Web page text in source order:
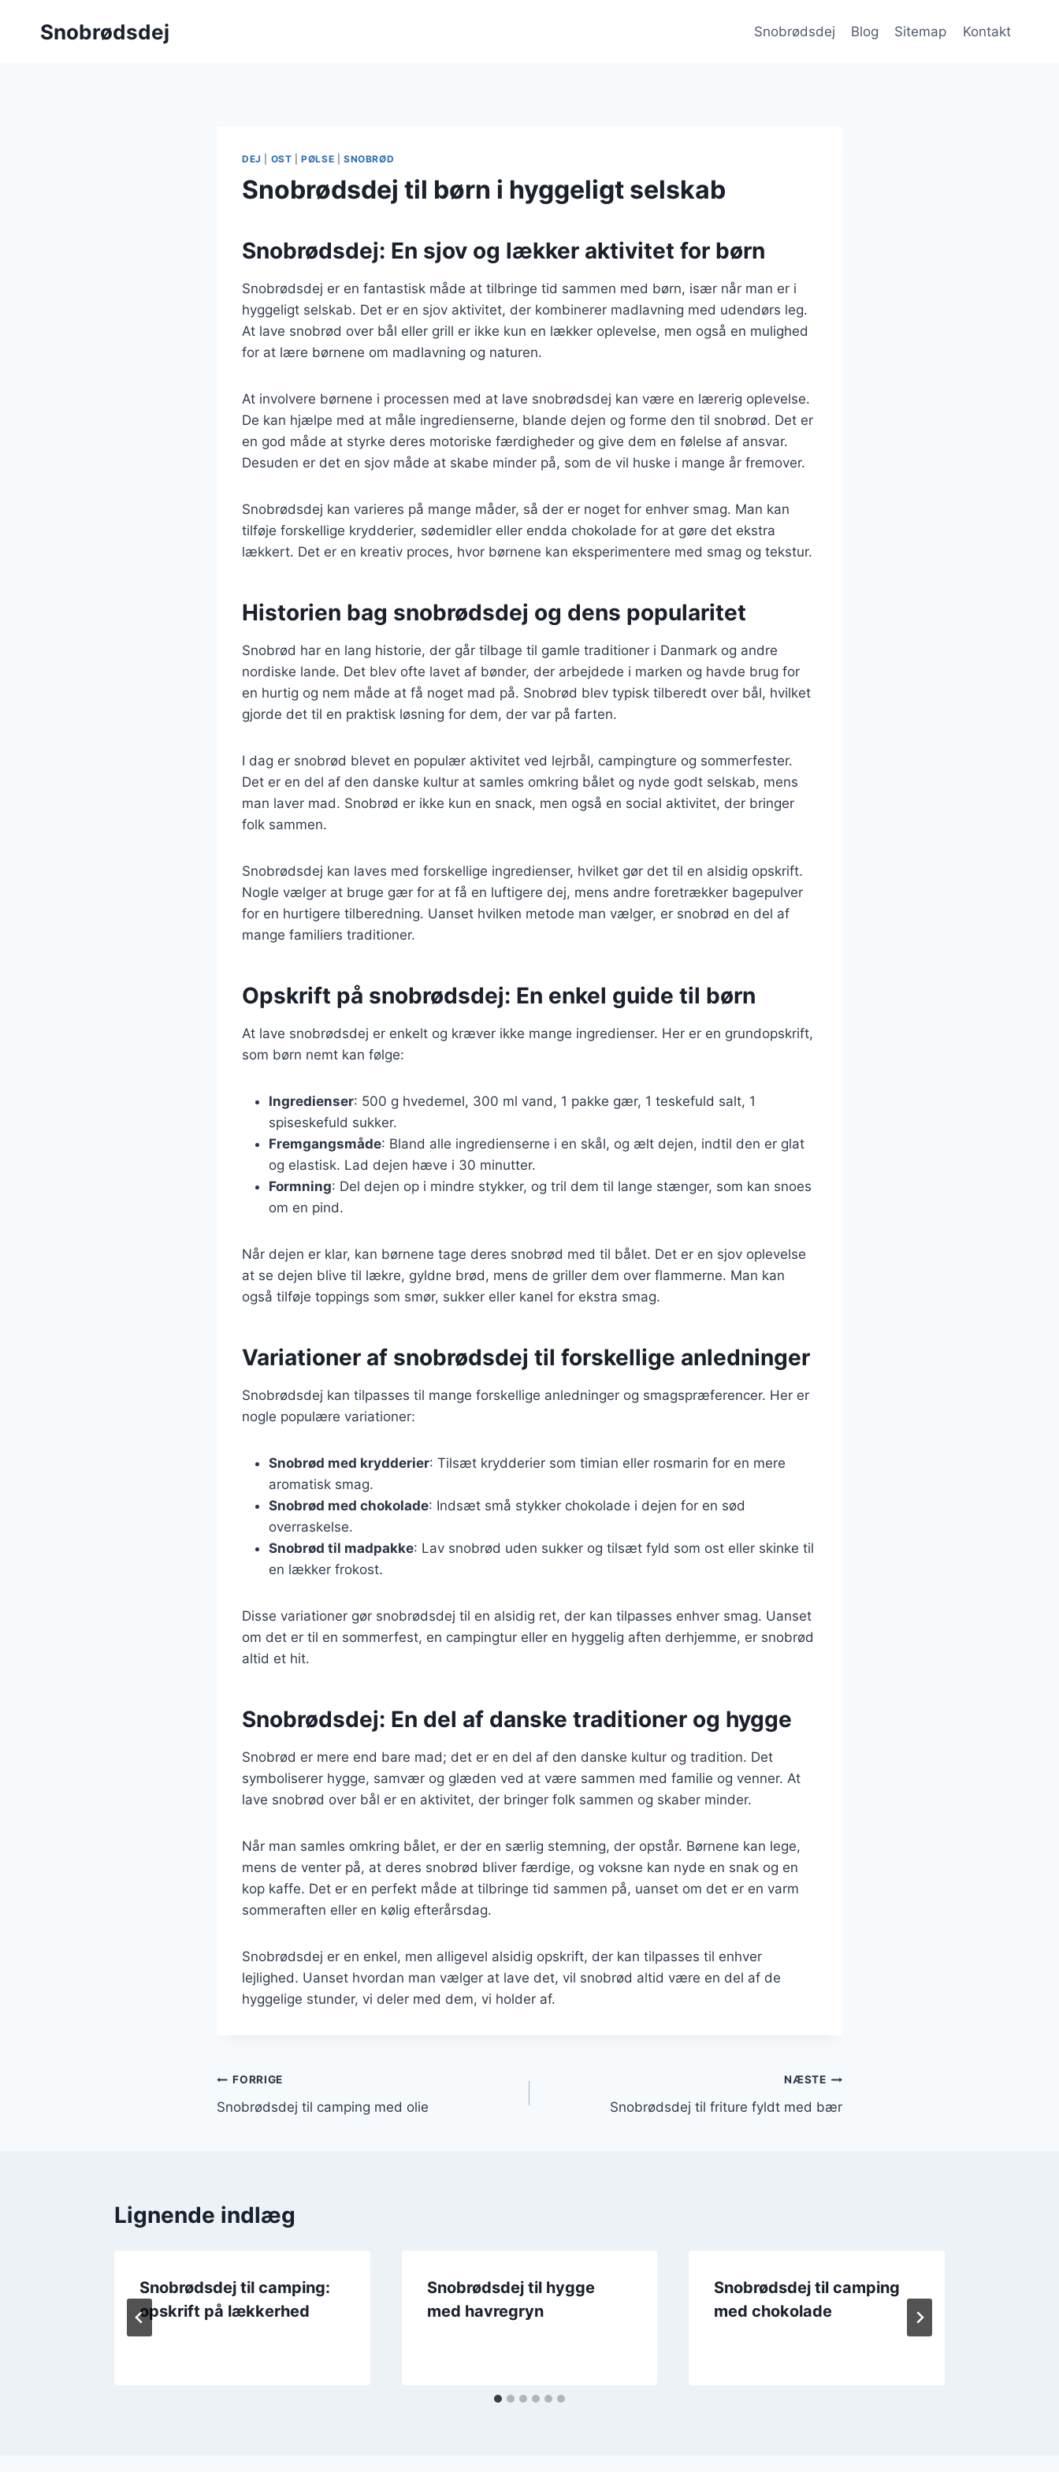
Snobrødsdej Snobrødsdej Blog Sitemap Kontakt
DEJ OST |PØLSE SNOBRØD
Snobrødsdej til børn i hyggeligt selskab
Snobrødsdej: En sjov og lækker aktivitet for børn
Snobrødsdej er en fantastisk måde at tilbringe tid sammen med børn, især når man er i
hyggeligt selskab. Det er en sjov aktivitet, der kombinerer madlavning med udendørs leg.
At lave snobrød over bål eller grill er ikke kun en lækker oplevelse, men også en mulighed
for at lære børnene om madlavning og naturen.
At involvere børnene i processen med at lave snobrødsdej kan være en lærerig oplevelse.
De kan hjælpe med at måle ingredienserne, blande dejen og forme den til snobrød. Det er
en god måde at styrke deres motoriske færdigheder og give dem en følelse af ansvar.
Desuden er det en sjov måde at skabe minder på, som de vil huske i mange år fremover.
Snobrødsdej kan varieres på mange måder, så der er noget for enhver smag. Man kan
tilføje forskellige krydderier, sødemidler eller endda chokolade for at gøre det ekstra
lækkert. Det er en kreativ proces, hvor børnene kan eksperimentere med smag og tekstur.
Historien bag snobrødsdej og dens popularitet
Snobrød har en lang historie, der går tilbage til gamle traditioner i Danmark og andre
nordiske lande. Det blev ofte lavet af bønder, der arbejdede i marken og havde brug for
en hurtig og nem måde at få noget mad på. Snobrød blev typisk tilberedt over bål, hvilket
gjorde det til en praktisk løsning for dem, der var på farten.
I dag er snobrød blevet en populær aktivitet ved lejrbål, campingture og sommerfester.
Det er en del af den danske kultur at samles omkring bålet og nyde godt selskab, mens
man laver mad. Snobrød er ikke kun en snack, men også en social aktivitet, der bringer
folk sammen.
Snobrødsdej kan laves med forskellige ingredienser, hvilket gør det til en alsidig opskrift.
Nogle vælger at bruge gær for at få en luftigere dej, mens andre foretrækker bagepulver
for en hurtigere tilberedning. Uanset hvilken metode man vælger, er snobrød en del af
mange familiers traditioner.
Opskrift på snobrødsdej: En enkel guide til børn
At lave snobrødsdej er enkelt og kræver ikke mange ingredienser. Her er en grundopskrift,
som børn nemt kan følge:
Ingredienser: 500 g hvedemel, 300 ml vand, 1 pakke gær, 1 teskefuld salt, 1
spiseskefuld sukker.
Fremgangsmåde: Bland alle ingredienserne i en skål, og ælt dejen, indtil den er glat
og elastisk. Lad dejen hæve i 30 minutter.
Formning: Del dejen op i mindre stykker, og tril dem til lange stænger, som kan snoes
om en pind.
Når dejen er klar, kan børnene tage deres snobrød med til bålet. Det er en sjov oplevelse
at se dejen blive til lækre, gyldne brød, mens de griller dem over flammerne. Man kan
også tilføje toppings som smør, sukker eller kanel for ekstra smag.
Variationer af snobrødsdej til forskellige anledninger
Snobrødsdej kan tilpasses til mange forskellige anledninger og smagspræferencer. Her er
nogle populære variationer:
Snobrød med krydderier: Tilsæt krydderier som timian eller rosmarin for en mere
aromatisk smag.
Snobrød med chokolade: Indsæt små stykker chokolade i dejen for en sød
overraskelse.
Snobrød til madpakke: Lav snobrød uden sukker og tilsæt fyld som ost eller skinke til
en lækker frokost.
Disse variationer gør snobrødsdej til en alsidig ret, der kan tilpasses enhver smag. Uanset
om det er til en sommerfest, en campingtur eller en hyggelig aften derhjemme, er snobrød
altid et hit.
Snobrødsdej: En del af danske traditioner og hygge
Snobrød er mere end bare mad; det er en del af den danske kultur og tradition. Det
symboliserer hygge, samvær og glæden ved at være sammen med familie og venner. At
lave snobrød over bål er en aktivitet, der bringer folk sammen og skaber minder.
Når man samles omkring bålet, er der en særlig stemning, der opstår. Børnene kan lege,
mens de venter på, at deres snobrød bliver færdige, og voksne kan nyde en snak og en
kop kaffe. Det er en perfekt måde at tilbringe tid sammen på, uanset om det er en varm
sommeraften eller en kølig efterårsdag.
Snobrødsdej er en enkel, men alligevel alsidig opskrift, der kan tilpasses til enhver
lejlighed. Uanset hvordan man vælger at lave det, vil snobrød altid være en del af de
hyggelige stunder, vi deler med dem, vi holder af.
Indlægsnavigation
FORRIGE
Snobrødsdej til camping med olie
NÆSTE
Snobrødsdej til friture fyldt med bær
Lignende indlæg
Snobrødsdej til camping:
opskrift på lækkerhed
Snobrødsdej til hygge
med havregryn
Snobrødsdej til camping
med chokolade